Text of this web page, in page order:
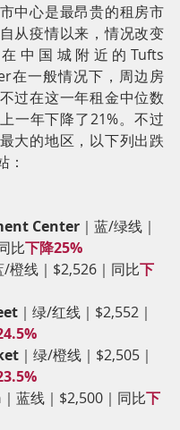
中心是最昂贵的租房市
从疫情以来，情况改变
中国城附近的Tufts
在一般情况下，周边房
过在这一年租金中位数
一年下降了21%。不过
大的地区，以下列出跌
：
Center ｜蓝/绿线｜
比下降25%
/橙线｜$2,526｜同比下
｜绿/红线｜$2,552｜
｜绿/橙线｜$2,505｜
｜蓝线｜$2,500｜同比下